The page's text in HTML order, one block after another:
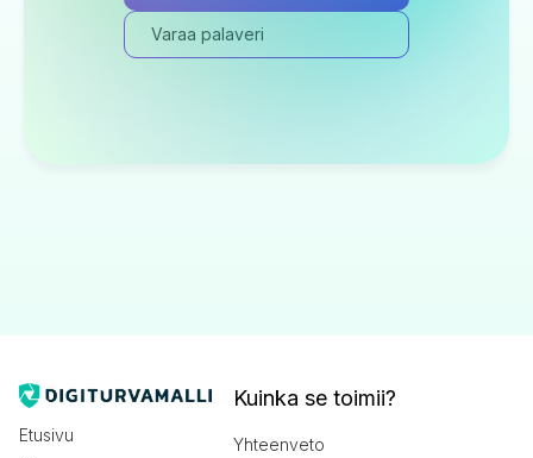
Varaa palaveri
Etusivu
Kuinka se toimii?
Yhteenveto